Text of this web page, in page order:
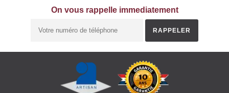
On vous rappelle immediatement